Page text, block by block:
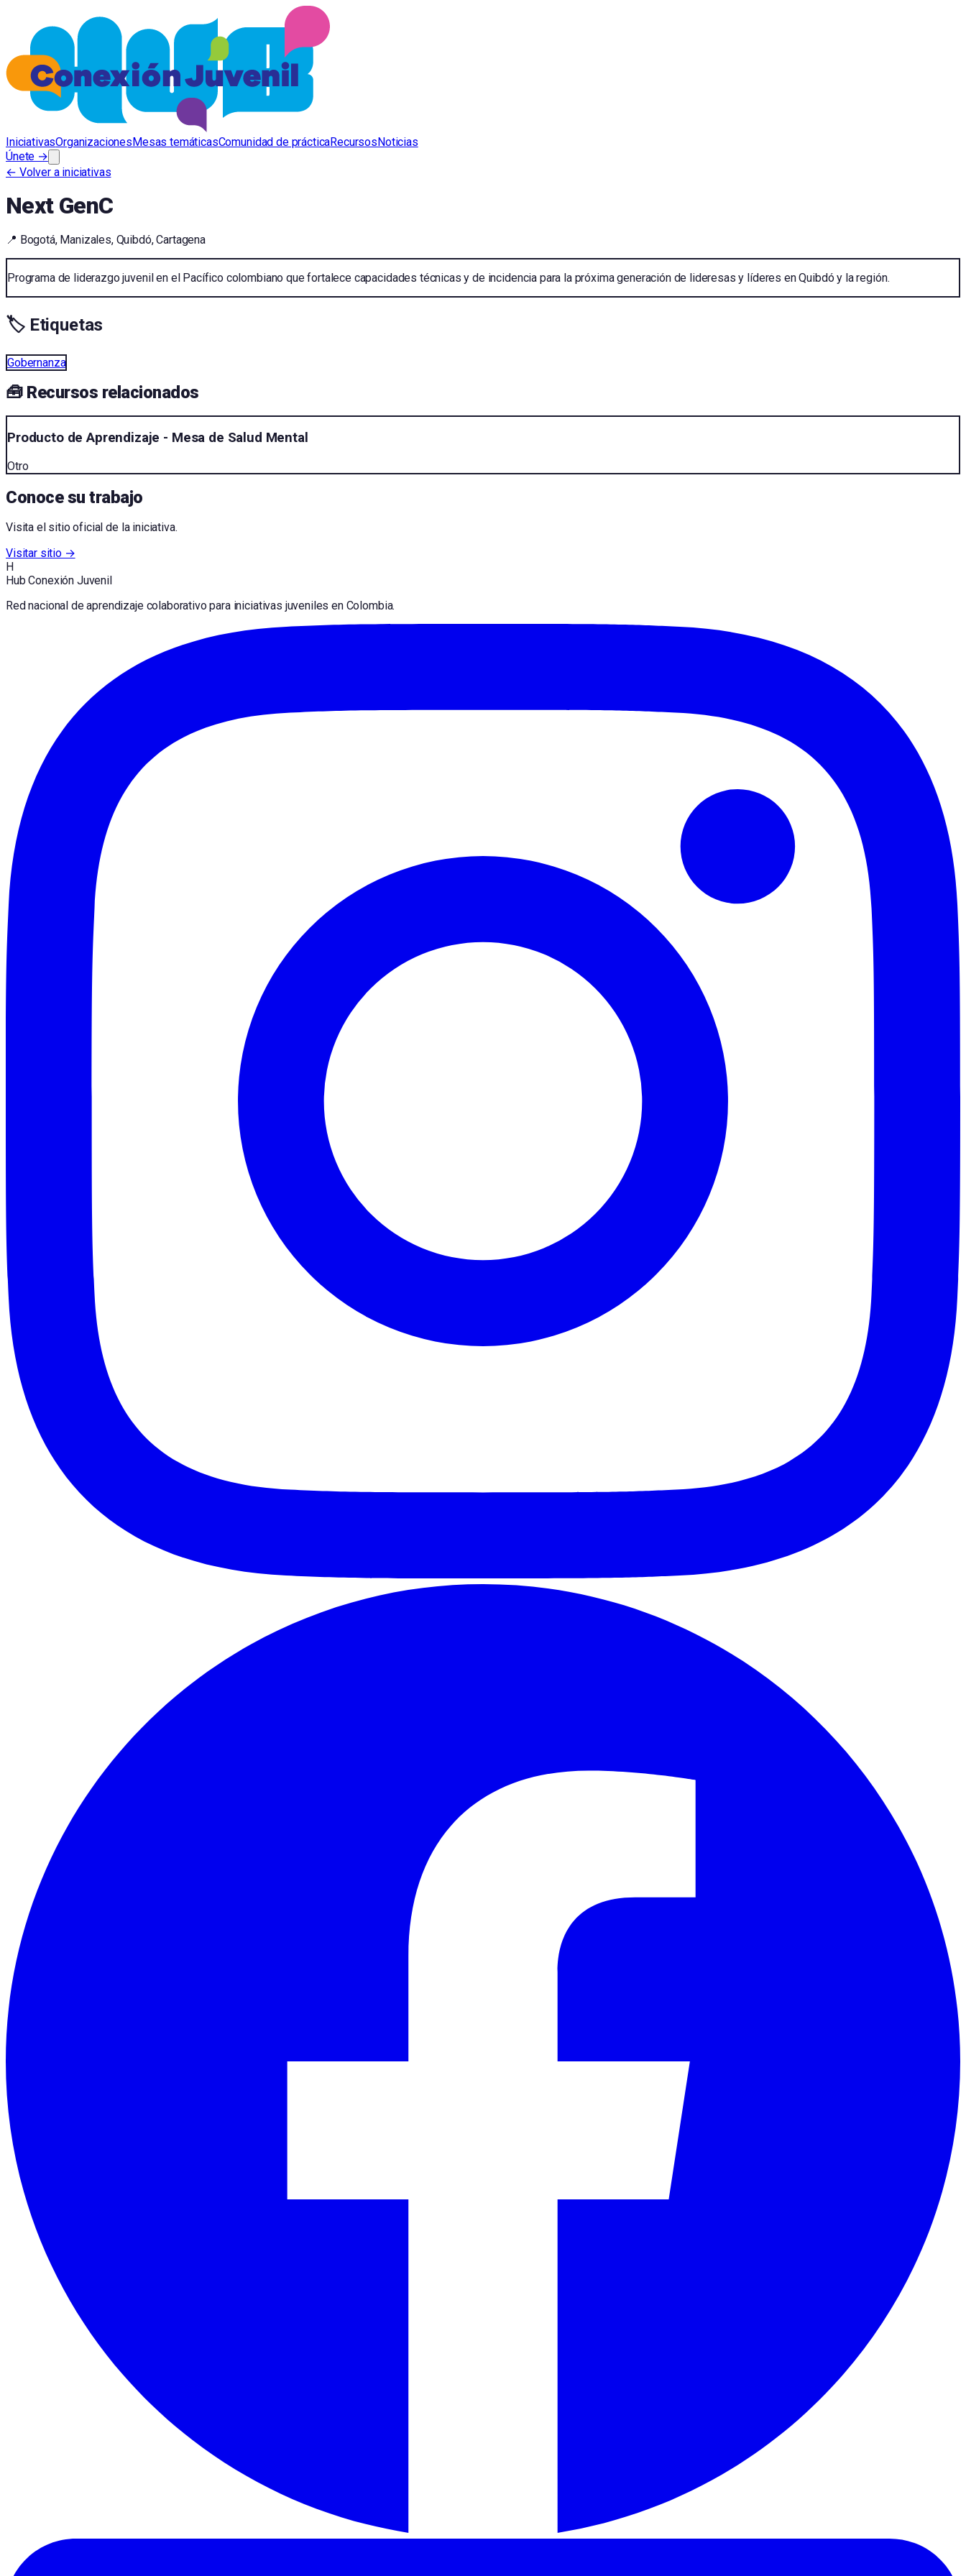
IniciativasOrganizacionesMesas temáticasComunidad de prácticaRecursosNoticias
Únete →
← Volver a iniciativas
Next GenC
📍 Bogotá, Manizales, Quibdó, Cartagena
Programa de liderazgo juvenil en el Pacífico colombiano que fortalece capacidades técnicas y de incidencia para la próxima generación de lideresas y líderes en Quibdó y la región.
🏷️ Etiquetas
Gobernanza
🧰 Recursos relacionados
Producto de Aprendizaje - Mesa de Salud Mental
Otro
Conoce su trabajo
Visita el sitio oficial de la iniciativa.
Visitar sitio →
H
Hub Conexión Juvenil
Red nacional de aprendizaje colaborativo para iniciativas juveniles en Colombia.